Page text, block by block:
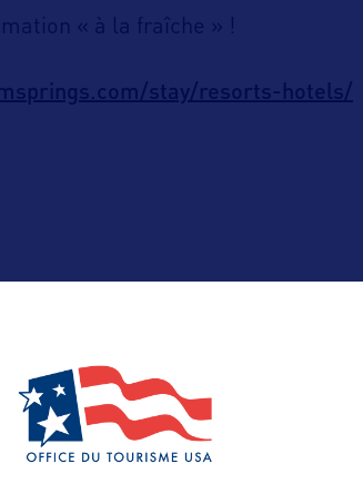
« à la fraîche » !
stay/resorts-hotels/
ALLEZ PLUS LOIN